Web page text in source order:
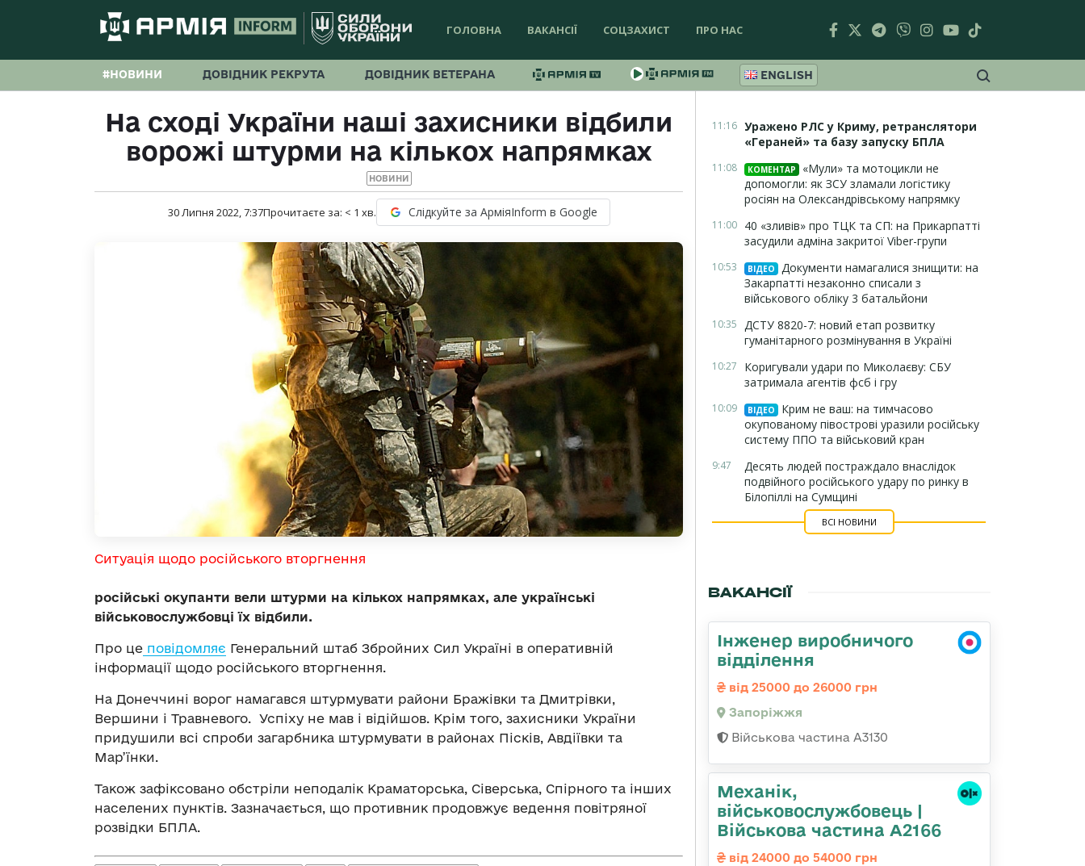
ГОЛОВНА ВАКАНСІЇ СОЦЗАХИСТ ПРО НАС
#НОВИНИ ДОВІДНИК РЕКРУТА ДОВІДНИК ВЕТЕРАНА ENGLISH
На сході України наші захисники відбили
ворожі штурми на кількох напрямках
НОВИНИ
30 Липня 2022, 7:37Прочитаєте за: < 1 хв. Слідкуйте за АрміяInform в Google
Ситуація щодо російського вторгнення
російські окупанти вели штурми на кількох напрямках, але українські
військовослужбовці їх відбили.
Про це повідомляє Генеральний штаб Збройних Сил Україні в оперативній
інформації щодо російського вторгнення.
На Донеччині ворог намагався штурмувати райони Бражівки та Дмитрівки,
Вершини і Травневого. Успіху не мав і відійшов. Крім того, захисники України
придушили всі спроби загарбника штурмувати в районах Пісків, Авдіївки та
Мар’їнки.
Також зафіксовано обстріли неподалік Краматорська, Сіверська, Спірного та інших
населених пунктів. Зазначається, що противник продовжує ведення повітряної
розвідки БПЛА.
11:16 Уражено РЛС у Криму, ретранслятори
«Гераней» та базу запуску БПЛА
11:08 КОМЕНТАР
«Мули» та мотоцикли не
допомогли: як ЗСУ зламали логістику
росіян на Олександрівському напрямку
11:00 40 «зливів» про ТЦК та СП: на Прикарпатті
засудили адміна закритої Viber-групи
10:53 ВІДЕО
Документи намагалися знищити: на
Закарпатті незаконно списали з
військового обліку 3 батальйони
10:35 ДСТУ 8820-7: новий етап розвитку
гуманітарного розмінування в Україні
10:27
Коригували удари по Миколаєву: СБУ
затримала агентів фсб і гру
10:09 ВІДЕО
Крим не ваш: на тимчасово
окупованому півострові уразили російську
систему ППО та військовий кран
9:47
Десять людей постраждало внаслідок
подвійного російського удару по ринку в
Білопіллі на Сумщині
ВСІ НОВИНИ
ВАКАНСІЇ
Інженер виробничого
відділення
від 25000 до 26000 грн
Запоріжжя
Військова частина А3130
Механік,
військовослужбовець |
Військова частина А2166
від 24000 до 54000 грн